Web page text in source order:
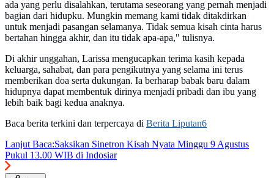
ada yang perlu disalahkan, terutama seseorang yang pernah menjadi
bagian dari hidupku. Mungkin memang kami tidak ditakdirkan
untuk menjadi pasangan selamanya. Tidak semua kisah cinta harus
bertahan hingga akhir, dan itu tidak apa-apa," tulisnya.
Di akhir unggahan, Larissa mengucapkan terima kasih kepada
keluarga, sahabat, dan para pengikutnya yang selama ini terus
memberikan doa serta dukungan. Ia berharap babak baru dalam
hidupnya dapat membentuk dirinya menjadi pribadi dan ibu yang
lebih baik bagi kedua anaknya.
Baca berita terkini dan terpercaya di Berita Liputan6
Lanjut Baca:Saksikan Sinetron Kisah Nyata Minggu 9 Agustus
Pukul 13.00 WIB di Indosiar